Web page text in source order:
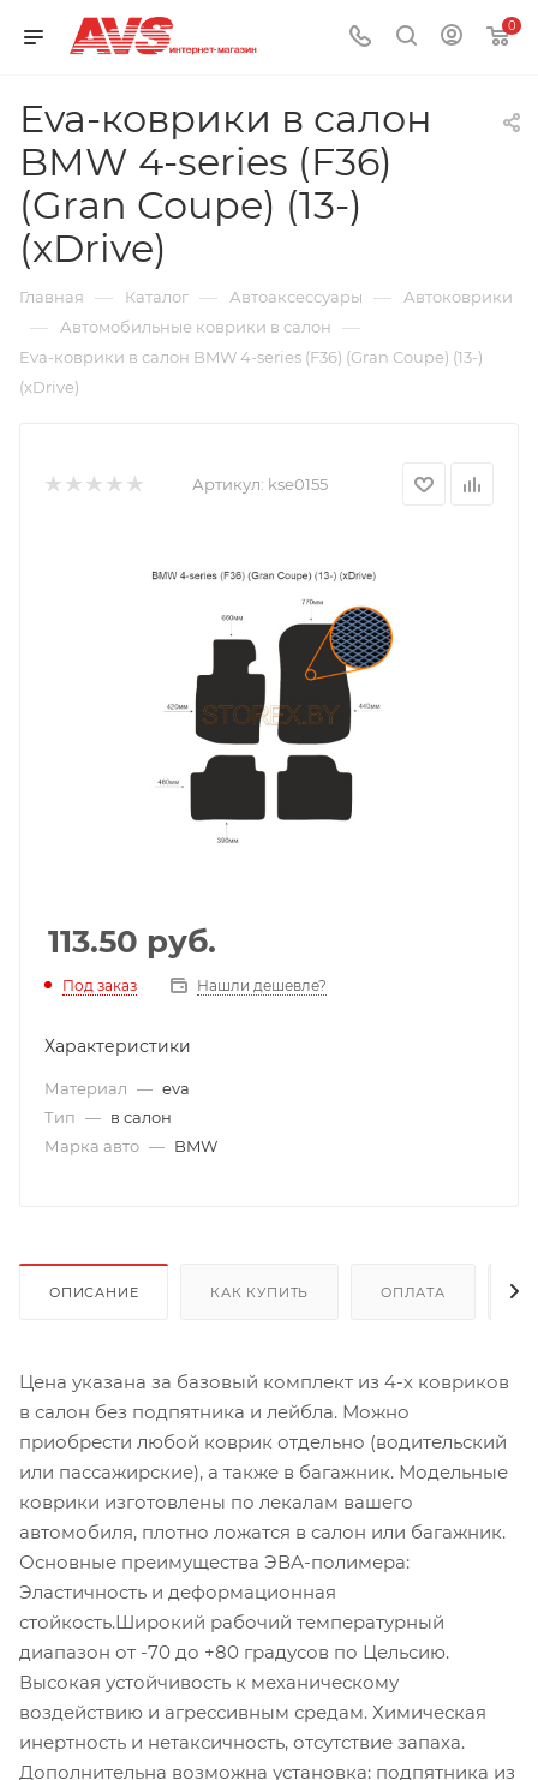
0
Eva-коврики в салон
BMW 4-series (F36)
(Gran Coupe) (13-)
(xDrive)
Главная — Каталог — Автоаксессуары — Автоковрики
— Автомобильные коврики в салон —
Eva-коврики в салон BMW 4-series (F36) (Gran Coupe) (13-)
(xDrive)
Артикул: kse0155
113.50 руб.
Под заказ Нашли дешевле?
Характеристики
Материал — eva
Тип — в салон
Марка авто — BMW
ОПИСАНИЕ КАК КУПИТЬ ОПЛАТА
Цена указана за базовый комплект из 4-х ковриков
в салон без подпятника и лейбла. Можно
приобрести любой коврик отдельно (водительский
или пассажирские), а также в багажник. Модельные
коврики изготовлены по лекалам вашего
автомобиля, плотно ложатся в салон или багажник.
Основные преимущества ЭВА-полимера:
Эластичность и деформационная
стойкость.Широкий рабочий температурный
диапазон от -70 до +80 градусов по Цельсию.
Высокая устойчивость к механическому
воздействию и агрессивным средам. Химическая
инертность и нетаксичность, отсутствие запаха.
Дополнительна возможна установка: подпятника из